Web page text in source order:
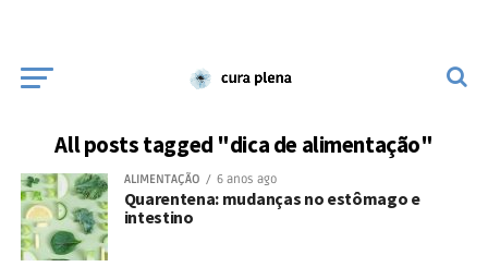
All posts tagged "dica de alimentação"
ALIMENTAÇÃO 6 anos ago
Quarentena: mudanças no estômago e
intestino